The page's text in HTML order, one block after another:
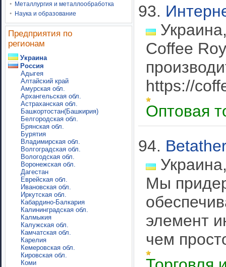
Металлургия и металлообработка
Наука и образование
Предприятия по
регионам
Украина
Россия
Адыгея
Алтайский край
Амурская обл.
Архангельская обл.
Астраханская обл.
Башкортостан(Башкирия)
Белгородская обл.
Брянская обл.
Бурятия
Владимирская обл.
Волгоградская обл.
Вологодская обл.
Воронежская обл.
Дагестан
Еврейская обл.
Ивановская обл.
Иркутская обл.
Кабардино-Балкария
Калининградская обл.
Калмыкия
Калужская обл.
Камчатская обл.
Карелия
Кемеровская обл.
Кировская обл.
Коми
93.
Coffee
https://
Оптовая
94.
Мы
элемент
чем